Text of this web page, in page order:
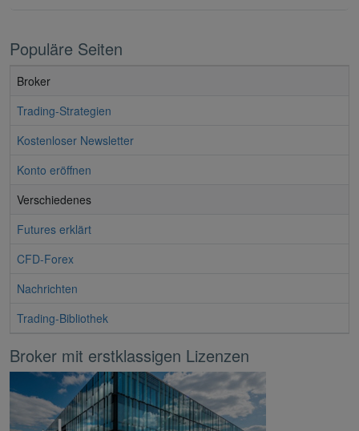
Populäre Seiten
Broker
Trading-Strategien
Kostenloser Newsletter
Konto eröffnen
Verschiedenes
Futures erklärt
CFD-Forex
Nachrichten
Trading-Bibliothek
Broker mit erstklassigen Lizenzen